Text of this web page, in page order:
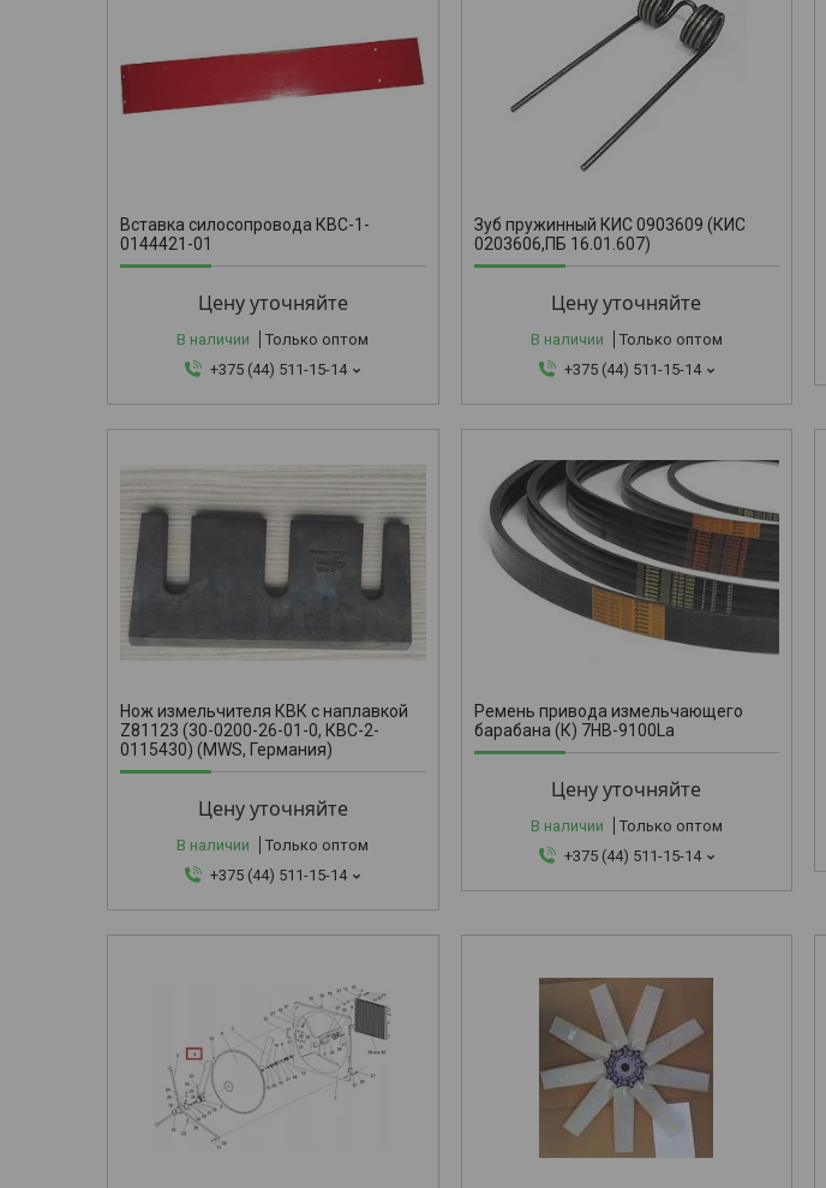
Вставка силосопровода КВС-1-
0144421-01
Цену уточняйте
В наличии
Только оптом
+375 (44) 511-15-14
Зуб пружинный КИС 0903609 (КИС
0203606,ПБ 16.01.607)
Цену уточняйте
В наличии
Только оптом
+375 (44) 511-15-14
КВС-1-0147
Нож измельчителя КВК с наплавкой
Z81123 (30-0200-26-01-0, КВС-2-
0115430) (MWS, Германия)
Цену уточняйте
В наличии
Только оптом
+375 (44) 511-15-14
7НВ-9100La
Ремень привода измельчающего
барабана (К) 7НВ-9100La
Цену уточняйте
В наличии
Только оптом
+375 (44) 511-15-14
КВС-2-0115
КВС-1-0112